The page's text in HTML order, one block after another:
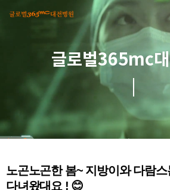
글로벌365mc
노곤노곤한 봄~ 지방이와 다람스
다녀왔대요 ! 😊